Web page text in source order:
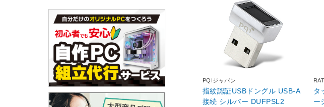
PQIジャパン
指紋認証USBドングル USB-A
接続 シルバー DUFPSL2
タ
ー